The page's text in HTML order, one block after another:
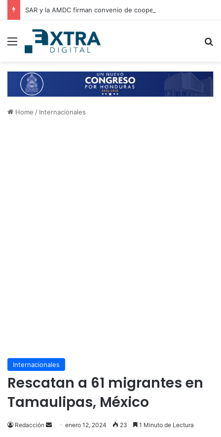
Menu
Home / Internacionales
Internacionales
Rescatan a 61 migrantes en
Tamaulipas, México
Redacción
Sendenero 12, 2024 23 1 Minuto de Lectura